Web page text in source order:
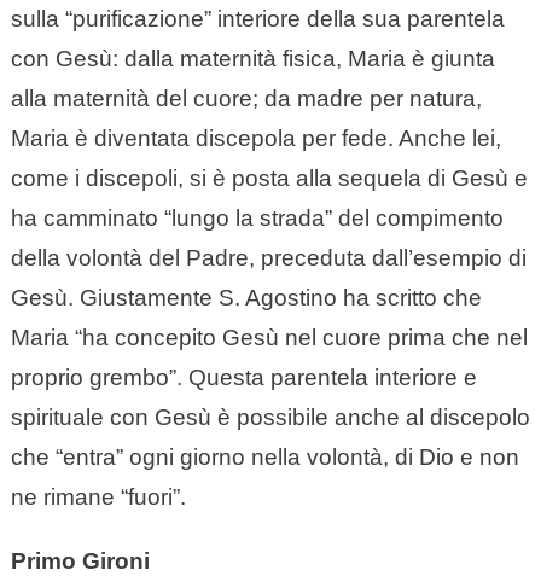
sulla “purificazione” interiore della sua parentela
con Gesù: dalla maternità fisica, Maria è giunta
alla maternità del cuore; da madre per natura,
Maria è diventata discepola per fede. Anche lei,
come i discepoli, si è posta alla sequela di Gesù e
ha camminato “lungo la strada” del compimento
della volontà del Padre, preceduta dall’esempio di
Gesù. Giustamente S. Agostino ha scritto che
Maria “ha concepito Gesù nel cuore prima che nel
proprio grembo”. Questa parentela interiore e
spirituale con Gesù è possibile anche al discepolo
che “entra” ogni giorno nella volontà, di Dio e non
ne rimane “fuori”.
Primo Gironi